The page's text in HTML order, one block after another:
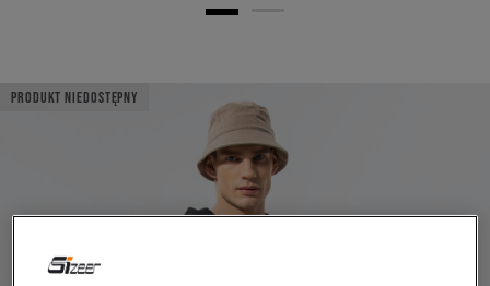
PRODUKT NIEDOSTĘPNY